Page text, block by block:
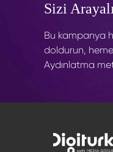
Sizi
Bu kampanya
doldurun,
Aydınlatma